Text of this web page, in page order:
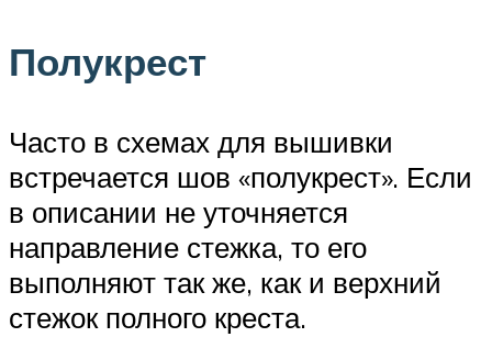
Полукрест
Часто в схемах для вышивки
встречается шов «полукрест». Если
в описании не уточняется
направление стежка, то его
выполняют так же, как и верхний
стежок полного креста.